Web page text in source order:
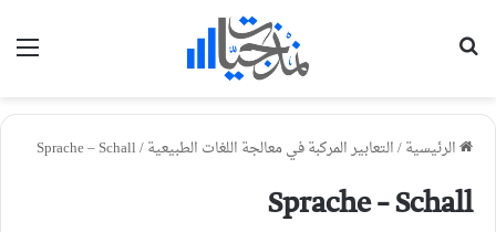
الرئيسية/التعابير المركبة في معالجة اللغات الطبيعية/
Sprache – Schall
Sprache – Schall